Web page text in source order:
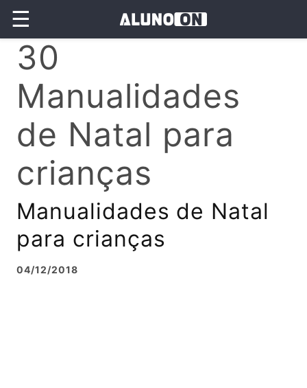
☰
30
Manualidades
de Natal para
crianças
Manualidades de Natal
para crianças
04/12/2018